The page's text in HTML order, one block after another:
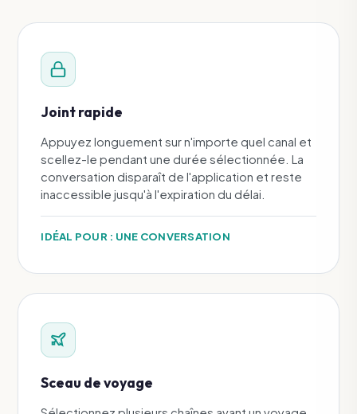
Joint rapide
Appuyez longuement sur n'importe quel canal et
scellez-le pendant une durée sélectionnée. La
conversation disparaît de l'application et reste
inaccessible jusqu'à l'expiration du délai.
IDÉAL POUR : UNE CONVERSATION
Sceau de voyage